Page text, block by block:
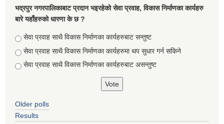
भद्रपुर नगरपालिकाबाट प्रदान भइरहेको सेवा प्रवाह, विकास निर्माणका कार्यहरु
बारे यहाँहरुको धारणा के छ ?
Choices
सेवा प्रवाह साथै विकास निर्माणका कार्यहरुबाट सन्तुष्ट
सेवा प्रवाह साथै विकास निर्माणका कार्यहरुमा थप सुधार गर्न सकिने
सेवा प्रवाह साथै विकास निर्माणका कार्यहरुबाट असन्तुष्ट
Older polls
Results